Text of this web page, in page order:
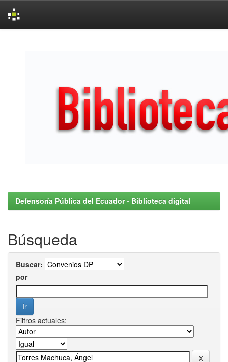
Defensoría Pública del Ecuador - Biblioteca digital
Búsqueda
Buscar:
por
Filtros actuales: